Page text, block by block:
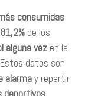
consumidas
81,2% de los
alguna vez en la
datos son
alarmay repartir